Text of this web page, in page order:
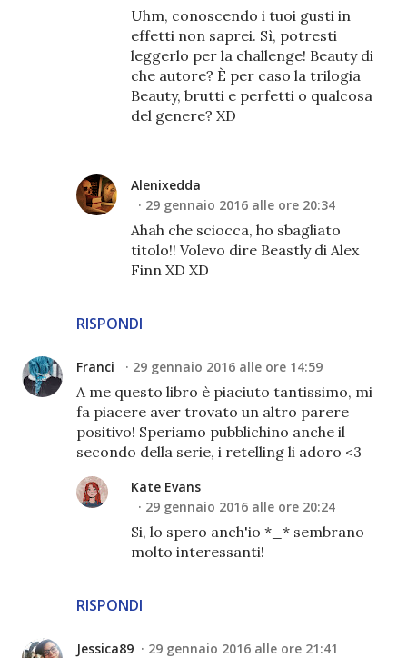
RISPONDI
Uhm, conoscendo i tuoi gusti in
effetti non saprei. Sì, potresti
leggerlo per la challenge! Beauty di
che autore? È per caso la trilogia
Beauty, brutti e perfetti o qualcosa
del genere? XD
Alenixedda
29 gennaio 2016 alle ore 20:34
Ahah che sciocca, ho sbagliato
titolo!! Volevo dire Beastly di Alex
Finn XD XD
Franci 29 gennaio 2016 alle ore 14:59
A me questo libro è piaciuto tantissimo, mi
fa piacere aver trovato un altro parere
positivo! Speriamo pubblichino anche il
secondo della serie, i retelling li adoro <3
RISPONDI
Kate Evans
29 gennaio 2016 alle ore 20:24
Si, lo spero anch'io *_* sembrano
molto interessanti!
Jessica89 29 gennaio 2016 alle ore 21:41